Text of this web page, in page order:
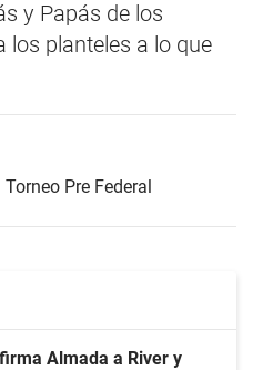
y Papás de los
los planteles a lo que
Torneo Pre Federal
Almada a River y